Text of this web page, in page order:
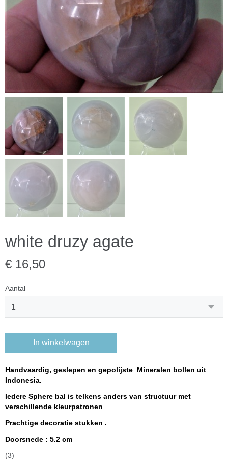
white druzy agate
€ 16,50
Aantal
In winkelwagen
Handvaardig, geslepen en gepolijste Mineralen bollen uit
Indonesia.
Iedere Sphere bal is telkens anders van structuur met
verschillende kleurpatronen
Prachtige decoratie stukken .
Doorsnede : 5.2 cm
(3)